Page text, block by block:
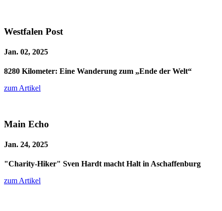
Westfalen Post
Jan. 02, 2025
8280 Kilometer: Eine Wanderung zum „Ende der Welt“
zum Artikel
Main Echo
Jan. 24, 2025
"Charity-Hiker" Sven Hardt macht Halt in Aschaffenburg
zum Artikel